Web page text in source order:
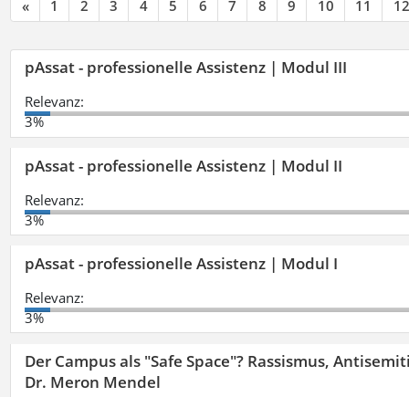
« 1 2 3 4 5 6 7 8 9 10 11 12
pAssat - professionelle Assistenz | Modul III
Relevanz:
3%
pAssat - professionelle Assistenz | Modul II
Relevanz:
3%
pAssat - professionelle Assistenz | Modul I
Relevanz:
3%
Der Campus als "Safe Space"? Rassismus,
Dr. Meron Mendel